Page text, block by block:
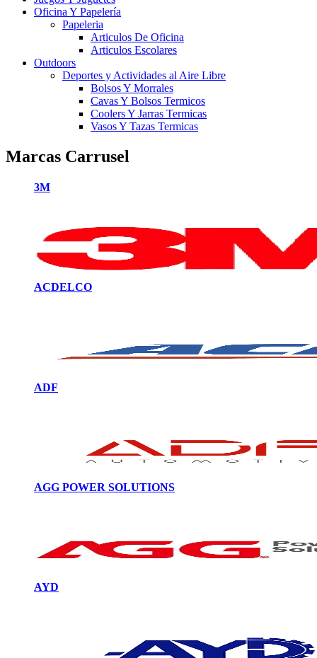
Oficina Y Papelería
Papeleria
Articulos De Oficina
Articulos Escolares
Outdoors
Deportes y Actividades al Aire Libre
Bolsos Y Morrales
Cavas Y Bolsos Termicos
Coolers Y Jarras Termicas
Vasos Y Tazas Termicas
Marcas Carrusel
3M
ACDELCO
ADF
AGG POWER SOLUTIONS
AYD